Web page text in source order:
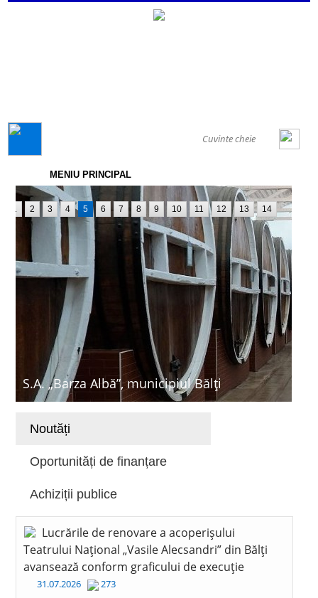
MENIU PRINCIPAL
S.A. „Barza Albă”, municipiul Bălți
1 2 3 4 5 6 7 8 9 10 11 12 13 14
Noutăți
Oportunități de finanțare
Achiziții publice
Lucrările de renovare a acoperișului
Teatrului Național „Vasile Alecsandri” din Bălți
avansează conform graficului de execuție
31.07.2026 273